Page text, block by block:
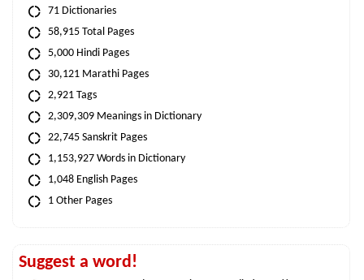
71 Dictionaries
58,915 Total Pages
5,000 Hindi Pages
30,121 Marathi Pages
2,921 Tags
2,309,309 Meanings in Dictionary
22,745 Sanskrit Pages
1,153,927 Words in Dictionary
1,048 English Pages
1 Other Pages
Suggest a word!